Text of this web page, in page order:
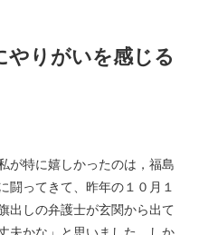
りがいを感じる
が特に嬉しかったのは，福島
闘ってきて、昨年の１０月１
出しの弁護士が玄関から出て
夫かな」と思いました。しか